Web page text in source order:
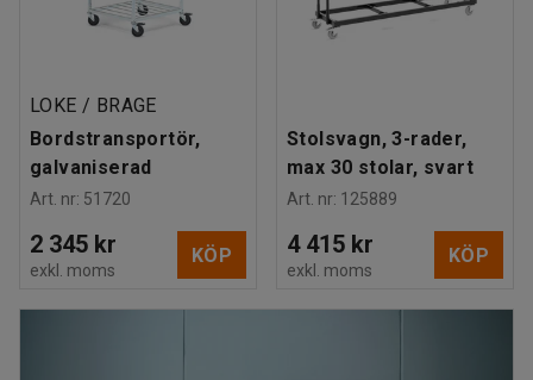
LOKE / BRAGE
Bordstransportör,
galvaniserad
Art. nr: 51720
2 345 kr
exkl. moms
KÖP
Stolsvagn, 3-rader,
max 30 stolar, svart
Art. nr: 125889
4 415 kr
exkl. moms
KÖP